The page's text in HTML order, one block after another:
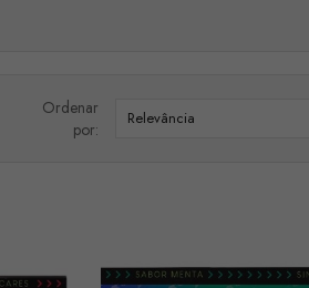
Ordenar
por:
Relevância